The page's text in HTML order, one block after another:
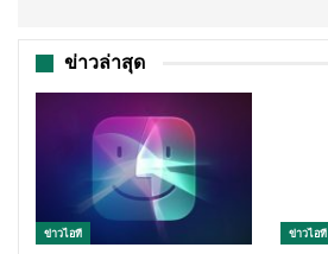
ข่าวล่าสุด
ข่าวไอที ข่าวไอที